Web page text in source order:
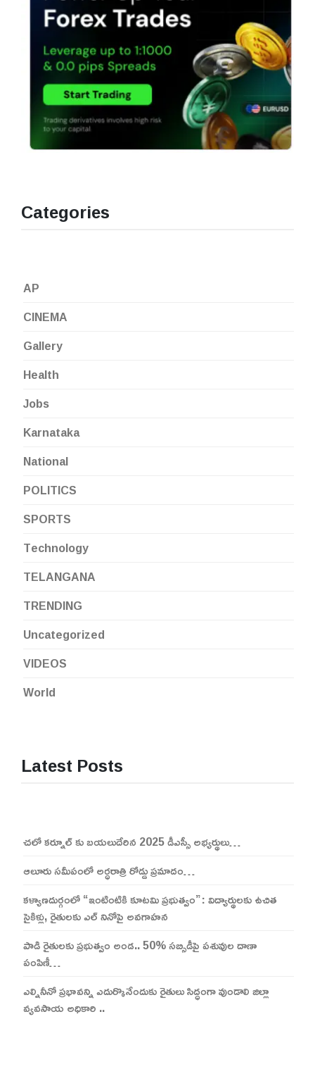
Categories
AP
CINEMA
Gallery
Health
Jobs
Karnataka
National
POLITICS
SPORTS
Technology
TELANGANA
TRENDING
Uncategorized
VIDEOS
World
Latest Posts
చలో కర్నూల్ కు బయలుదేరిన 2025 డీఎస్సీ అభ్యర్థులు…
ఆలూరు సమీపంలో అర్ధరాత్రి రోడ్డు ప్రమాదం…
కళ్యాణదుర్గంలో “ఇంటింటికి కూటమి ప్రభుత్వం”: విద్యార్థులకు ఉచిత
సైకిళ్లు, రైతులకు ఎల్ నినోపై అవగాహన
పాడి రైతులకు ప్రభుత్వం అండ.. 50% సబ్సిడీపై పశువుల దాణా
పంపిణీ…
ఎల్నినీనో ప్రభావన్ని ఎదుర్కొనేందుకు రైతులు సిద్ధంగా వుండాలి జిల్లా
వ్యవసాయ అధికారి ..